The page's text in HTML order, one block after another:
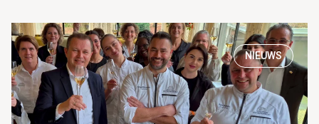
NIEUWS